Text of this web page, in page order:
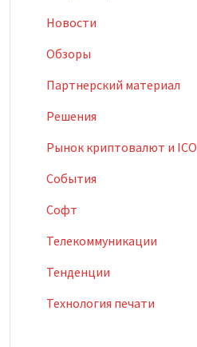
Новости
Обзоры
Партнерский материал
Решения
Рынок криптовалют и ICO
События
Софт
Телекоммуникации
Тенденции
Технология печати